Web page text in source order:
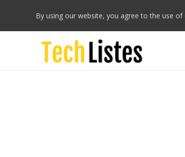
By using our website, you agree to the use of